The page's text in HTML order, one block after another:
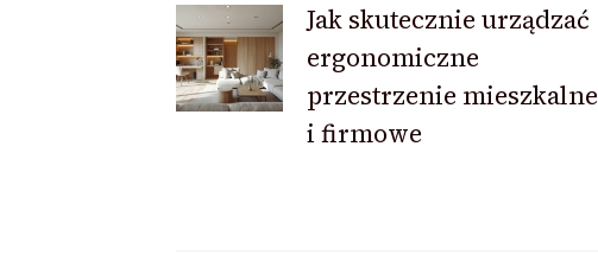
NavigationJak skutecznie urządzać
ergonomiczne
przestrzenie mieszkalne
i firmowe